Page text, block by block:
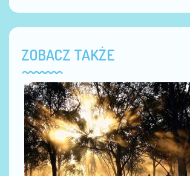
ZOBACZ TAKŻE